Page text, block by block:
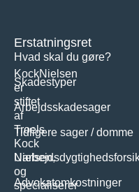
KockNielsen
er
stiftet
af
Troels
Kock
Nielsen,
og
specialiserer
Erstatningsret
Hvad skal du gøre?
Skadestyper
Arbejdsskadesager
Tidligere sager / domme
Advokatomkostninger